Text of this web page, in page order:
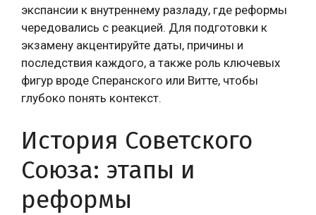
экспансии к внутреннему разладу, где реформы
чередовались с реакцией. Для подготовки к
экзамену акцентируйте даты, причины и
последствия каждого, а также роль ключевых
фигур вроде Сперанского или Витте, чтобы
глубоко понять контекст.
История Советского
Союза: этапы и
реформы